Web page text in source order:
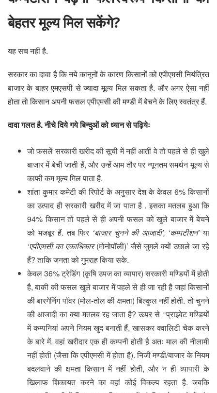
बेहतर मूल्य मिल सकेंगे?
यह सच नहीं है.
सरकार का दावा है कि नये कानूनों के कारण किसानों को एपीएमसी नियंत्रित
बाजार के बाहर एमएसपी से ज्यादा मूल्य मिल सकता है. और अगर ऐसा नहीं
होता तो किसान अपनी फसल एपीएमसी की मण्डी में बेचने के लिए स्वतंत्र हैं.
दावा गलत है. नीचे दिये गये बिन्दुओं को ध्यान से पढ़ियेः
जो फसलें सरकारी खरीद की सूची में नहीं आतीं वे तो पहले से ही खुले
बाजार में बेची जाती हैं, और उन्हें आम तौर पर न्यूनतम समर्थन मूल्य से
काफी कम मूल्य मिल पाता है.
शांता कुमार कमेटी की रिपोर्ट के अनुसार देश के केवल 6% किसानों
का उत्पाद ही सरकारी खरीदमें जा पाता है . इसका मतलब हुआ कि
94% किसान तो पहले से ही अपनी फसल को खुले बाजार में बेचने
को मजबूर हैं. तब फिर ‘बाजार चुनने की आजादी’, ‘कम्पटीशन’ या
‘एपीएमसी का एकाधिकार(मोनोपॉली)’ जैसे जुमले क्यों उछाले जा रहे
हैं? ताकि जनता को गुमराह किया सके.
केवल 36% ट्रेडिंग (कृषि उपज का व्यापार) सरकारी मण्डियों में होती
है, बाकी की फसल खुले बाजार में पहले से ही जा रही है जहां किसानों
की बारगेनिंग पॉवर (मोल-तोल की क्षमता) बिल्कुल नहीं होती. तो चुनने
की आजादी का क्या मतलब रह जाता है? ऊपर से ‘‘प्राइवेट मण्डियों
में कम्पनियां अपने नियम खुद बनाती हैं, खासकर क्वालिटी चेक करने
के बारे में. वहां खरीदार एक ही कम्पनी होती है अतः माल की नीलामी
नहीं होती (जैसा कि एपीएमसी में होता है). निजी मण्डी/बाजार के नियम
बदलवाने की क्षमता किसान में नहीं होती, और न ही व्यापारी के
खिलाफ शिकायत करने का वहां कोई विकल्प रहता है. जबकि